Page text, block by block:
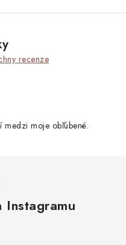
recenze
moje obľúbené.
Instagramu